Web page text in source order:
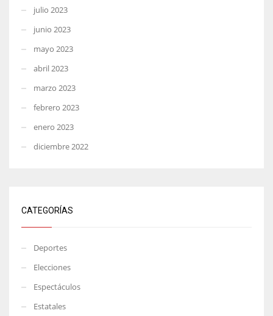
julio 2023
junio 2023
mayo 2023
abril 2023
marzo 2023
febrero 2023
enero 2023
diciembre 2022
CATEGORÍAS
Deportes
Elecciones
Espectáculos
Estatales